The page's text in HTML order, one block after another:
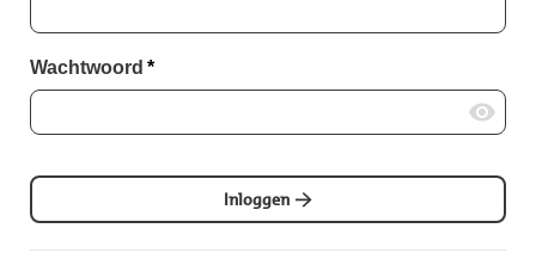
Wachtwoord *
Inloggen